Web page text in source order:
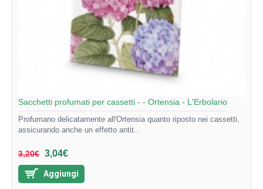
Sacchetti profumati per cassetti - - Ortensia - L'Erbolario
Profumano delicatamente all'Ortensia quanto riposto nei cassetti,
assicurando anche un effetto antit..
3,20€ 3,04€
Aggiungi